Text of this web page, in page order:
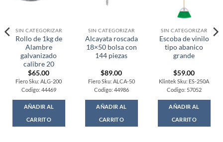
SIN CATEGORIZAR
Rollo de 1kg de
Alambre
galvanizado
calibre 20
$65.00
Fiero Sku: ALG-200
Codigo: 44469
AÑADIR AL
CARRITO
SIN CATEGORIZAR
Alcayata roscada
18×50 bolsa con
144 piezas
$89.00
Fiero Sku: ALCA-50
Codigo: 44986
AÑADIR AL
CARRITO
SIN CATEGORIZAR
Escoba de vinilo
tipo abanico
grande
$59.00
Klintek Sku: ES-250A
Codigo: 57052
AÑADIR AL
CARRITO